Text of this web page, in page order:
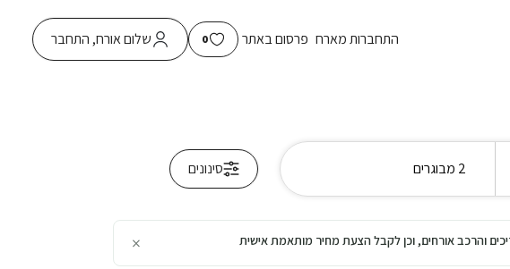
התחברות מארח פרסום באתר 0 שלום אורח, התחבר
2 מבוגרים סינונים
והרכב אורחים, וכן לקבל הצעת מחיר מותאמת אישית ×